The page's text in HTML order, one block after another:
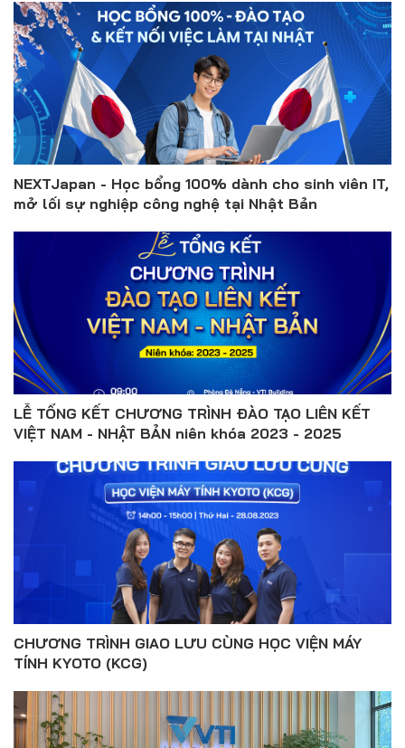
NEXTJapan - Học bổng 100% dành cho sinh viên IT,
mở lối sự nghiệp công nghệ tại Nhật Bản
LỄ TỔNG KẾT CHƯƠNG TRÌNH ĐÀO TẠO LIÊN KẾT
VIỆT NAM - NHẬT BẢN niên khóa 2023 - 2025
CHƯƠNG TRÌNH GIAO LƯU CÙNG HỌC VIỆN MÁY
TÍNH KYOTO (KCG)